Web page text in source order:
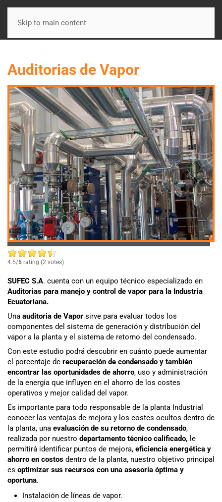
Skip to main content
Auditorias de Vapor
4.5/5 rating (2 votes)
SUFEC S.A. cuenta con un equipo técnico especializado en
Auditorias para manejo y control de vapor para la Industria
Ecuatoriana.
Una auditoria de Vapor sirve para evaluar todos los
componentes del sistema de generación y distribución del
vapor a la planta y el sistema de retorno del condensado.
Con este estudio podrá descubrir en cuánto puede aumentar
el porcentaje de recuperación de condensado y también
encontrar las oportunidades de ahorro, uso y administración
de la energía que influyen en el ahorro de los costes
operativos y mejor calidad del vapor.
Es importante para todo responsable de la planta Industrial
conocer las ventajas de mejora y los costes ocultos dentro de
la planta, una evaluación de su retorno de condensado,
realizada por nuestro departamento técnico calificado, le
permitirá identificar puntos de mejora, eficiencia energética y
ahorro en costos dentro de la planta, nuestro objetivo principal
es optimizar sus recursos con una asesoría óptima y
oportuna.
Instalación de líneas de vapor.